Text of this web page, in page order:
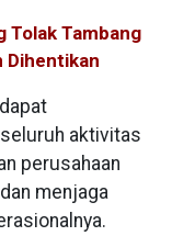
Tolak Tambang
Dihentikan
aktivitas
perusahaan
menjaga